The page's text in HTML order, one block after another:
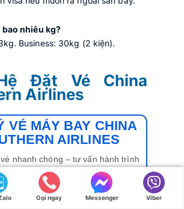
nhiêu kg?
Business: 30kg (2 kiện).
Đặt Vé China
Airlines
VÉ MÁY BAY CHINA
AIRLINES
nhanh chóng – tư vấn hành trình
chi tiết – giá tốt mỗi ngày
đặt vé: 1900 0191
Gọi ngay Messenger Viber